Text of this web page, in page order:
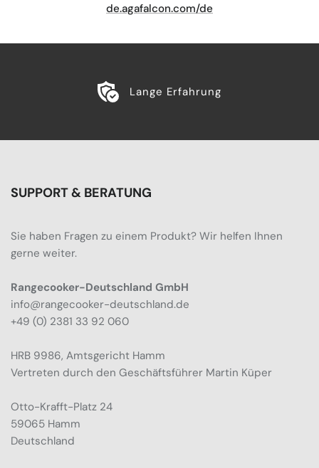
de.agafalcon.com/de
Lange Erfahrung
SUPPORT & BERATUNG
Sie haben Fragen zu einem Produkt? Wir helfen Ihnen
gerne weiter.
Rangecooker-Deutschland GmbH
info@rangecooker-deutschland.de
+49 (0) 2381 33 92 060
HRB 9986, Amtsgericht Hamm
Vertreten durch den Geschäftsführer Martin Küper
Otto-Krafft-Platz 24
59065 Hamm
Deutschland